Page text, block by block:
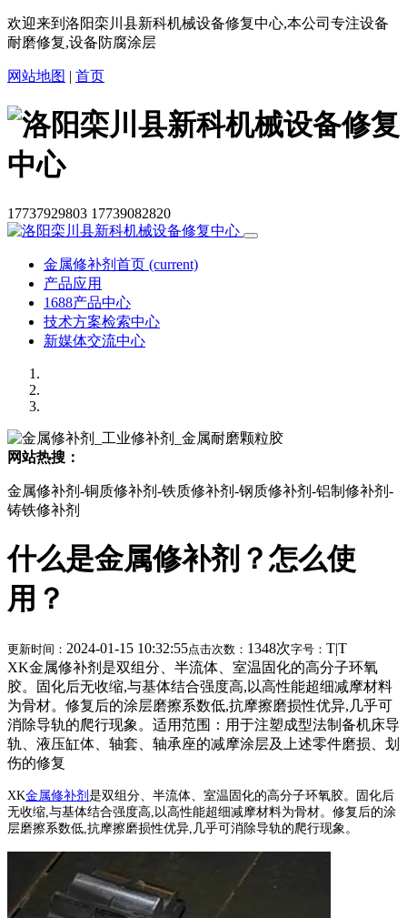
欢迎来到洛阳栾川县新科机械设备修复中心,本公司专注设备
耐磨修复,设备防腐涂层
网站地图 | 首页
17737929803 17739082820
金属修补剂首页 (current)
产品应用
1688产品中心
技术方案检索中心
新媒体交流中心
网站热搜：
金属修补剂-铜质修补剂-铁质修补剂-钢质修补剂-铝制修补剂-
铸铁修补剂
什么是金属修补剂？怎么使
用？
更新时间： 2024-01-15 10:32:55点击次数： 1348次字号： T|T
XK金属修补剂是双组分、半流体、室温固化的高分子环氧
胶。固化后无收缩,与基体结合强度高,以高性能超细减摩材料
为骨材。修复后的涂层磨擦系数低,抗摩擦磨损性优异,几乎可
消除导轨的爬行现象。适用范围：用于注塑成型法制备机床导
轨、液压缸体、轴套、轴承座的减摩涂层及上述零件磨损、划
伤的修复
XK金属修补剂 是双组分、半流体、室温固化的高分子环氧胶。固化后
无收缩,与基体结合强度高,以高性能超细减摩材料为骨材。修复后的涂
层磨擦系数低,抗摩擦磨损性优异,几乎可消除导轨的爬行现象。